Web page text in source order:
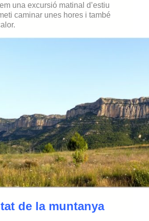
una excursió matinal d’estiu
caminar unes hores i també
de la muntanya